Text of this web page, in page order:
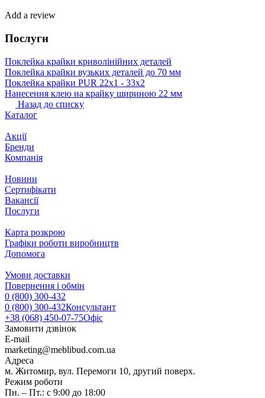
Add a review
Послуги
Поклейка крайки криволінійних деталей
Поклейка крайки вузьких деталей до 70 мм
Поклейка крайки PUR 22х1 ‐ 33х2
Нанесення клею на крайку шириною 22 мм
Назад до списку
Каталог
Акції
Бренди
Компанія
Новини
Сертифікати
Вакансії
Послуги
Карта розкрою
Графіки роботи виробництв
Допомога
Умови доставки
Повернення і обмін
0 (800) 300-432
0 (800) 300-432Консультант
+38 (068) 450-07-75Офіс
Замовити дзвінок
E-mail
marketing@meblibud.com.ua
Адреса
м. Житомир, вул. Перемоги 10, другий поверх.
Режим роботи
Пн. – Пт.: с 9:00 до 18:00